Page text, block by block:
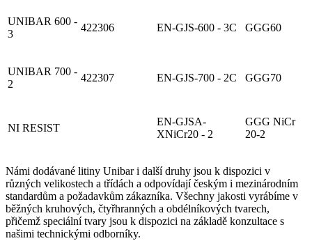
UNIBAR 600 -
3
422306 EN-GJS-600 - 3C GGG60
UNIBAR 700 -
2
422307 EN-GJS-700 - 2C GGG70
NI RESIST
EN-GJSA-
XNiCr20 - 2
GGG NiCr
20-2
Námi dodávané litiny Unibar i další druhy jsou k dispozici v
různých velikostech a třídách a odpovídají českým i mezinárodním
standardům a požadavkům zákazníka. Všechny jakosti vyrábíme v
běžných kruhových, čtyřhranných a obdélníkových tvarech,
přičemž speciální tvary jsou k dispozici na základě konzultace s
našimi technickými odborníky.